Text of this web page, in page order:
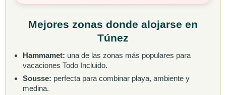
Mejores zonas donde alojarse en
Túnez
Hammamet: una de las zonas más populares para
vacaciones Todo Incluido.
Sousse: perfecta para combinar playa, ambiente y
medina.